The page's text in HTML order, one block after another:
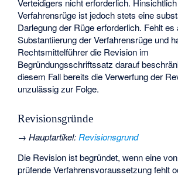
Verteidigers nicht erforderlich.
Verfahrensrüge ist jedoch stets eine
Darlegung der Rüge erforderlich. Fehlt es
Substantiierung der Verfahrensrüge und
Rechtsmittelführer die Revision im
Begründungsschriftssatz darauf
diesem Fall bereits die Verwerfung der
unzulässig zur Folge.
Revisionsgründe
→Hauptartikel: Revisionsgrund
Die Revision ist begründet, wenn eine
prüfende Verfahrensvoraussetzung fehlt